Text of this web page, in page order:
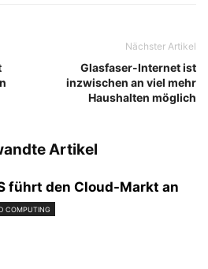
Nächster Artikel
Glasfaser-Internet ist
inzwischen an viel mehr
Haushalten möglich
Artikel
führt den Cloud-Markt an
COMPUTING